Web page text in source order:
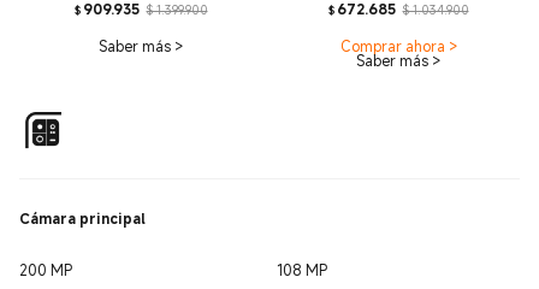
$ 909.935 Current Price $ 909935
$ 1.399.900Precio de comercialización $
Saber más >
$ 672.685 Current Price
$ 1.034.900Precio
Comprar ahora >
Saber más >
Cámara principal
200 MP 108 MP